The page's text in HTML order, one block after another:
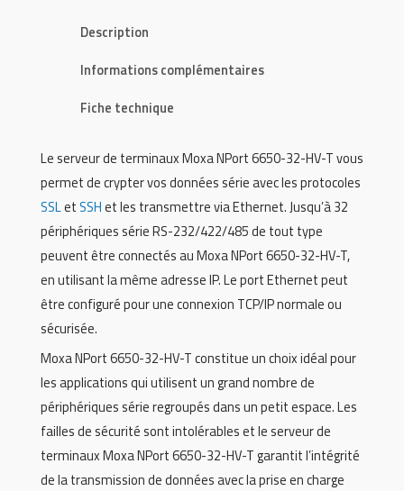
Description
Informations complémentaires
Fiche technique
Le serveur de terminaux Moxa NPort 6650-32-HV-T vous
permet de crypter vos données série avec les protocoles
SSLet SSHet les transmettre via Ethernet. Jusqu’à 32
périphériques série RS-232/422/485 de tout type
peuvent être connectés au Moxa NPort 6650-32-HV-T,
en utilisant la même adresse IP. Le port Ethernet peut
être configuré pour une connexion TCP/IP normale ou
sécurisée.
Moxa NPort 6650-32-HV-T constitue un choix idéal pour
les applications qui utilisent un grand nombre de
périphériques série regroupés dans un petit espace. Les
failles de sécurité sont intolérables et le serveur de
terminaux Moxa NPort 6650-32-HV-T garantit l’intégrité
de la transmission de données avec la prise en charge